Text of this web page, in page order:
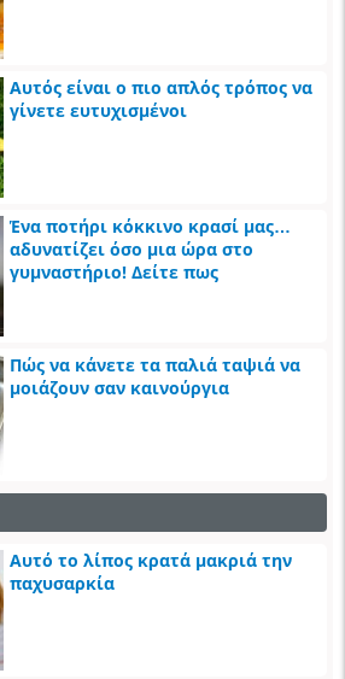
Αυτός είναι ο πιο απλός τρόπος να
γίνετε ευτυχισμένοι
Ένα ποτήρι κόκκινο κρασί μας…
αδυνατίζει όσο μια ώρα στο
γυμναστήριο! Δείτε πως
Πώς να κάνετε τα παλιά ταψιά να
μοιάζουν σαν καινούργια
Αυτό το λίπος κρατά μακριά την
παχυσαρκία